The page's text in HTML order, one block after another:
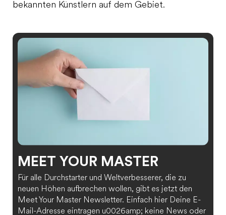
bekannten Künstlern auf dem Gebiet.
MEET YOUR MASTER
Für alle Durchstarter und Weltverbesserer, die zu
neuen Höhen aufbrechen wollen, gibt es jetzt den
Meet Your Master Newsletter. Einfach hier Deine E-
Mail-Adresse eintragen u0026amp; keine News oder